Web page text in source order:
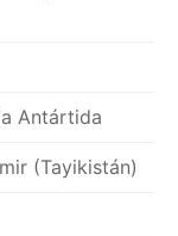
Antártida
(Tayikistán)